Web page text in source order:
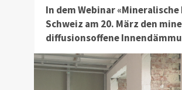
In dem Webinar
Schweiz am 20. März den
diffusionsoffene